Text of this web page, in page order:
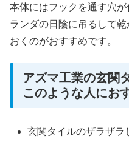
本体にはフックを通す穴
ランダの日陰に吊るして
おくのがおすすめです。
アズマ工業の玄関
このような人にお
玄関タイルのザラザラ